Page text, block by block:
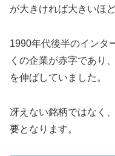
が大きければ大きいほ
1990年代後半のインタ
くの企業が赤字であり
を伸ばしていました。
冴えない銘柄ではなく
要となります。